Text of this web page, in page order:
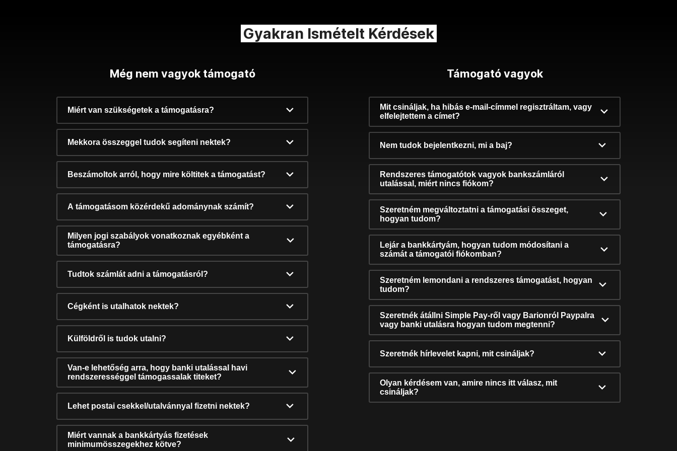
Gyakran Ismételt Kérdések
Még nem vagyok támogató
Miért van szükségetek a támogatásra?
Mekkora összeggel tudok segíteni nektek?
Beszámoltok arról, hogy mire költitek a támogatást?
A támogatásom közérdekű adománynak számít?
Milyen jogi szabályok vonatkoznak egyébként a
támogatásra?
Tudtok számlát adni a támogatásról?
Cégként is utalhatok nektek?
Külföldről is tudok utalni?
Van-e lehetőség arra, hogy banki utalással havi
rendszerességgel támogassalak titeket?
Lehet postai csekkel/utalvánnyal fizetni nektek?
Miért vannak a bankkártyás fizetések
minimumösszegekhez kötve?
Támogató vagyok
Mit csináljak, ha hibás e-mail-címmel regisztráltam, vagy
elfelejtettem a címet?
Nem tudok bejelentkezni, mi a baj?
Rendszeres támogatótok vagyok bankszámláról
utalással, miért nincs fiókom?
Szeretném megváltoztatni a támogatási összeget,
hogyan tudom?
Lejár a bankkártyám, hogyan tudom módosítani a
számát a támogatói fiókomban?
Szeretném lemondani a rendszeres támogatást, hogyan
tudom?
Szeretnék átállni Simple Pay-ről vagy Barionról Paypalra
vagy banki utalásra hogyan tudom megtenni?
Szeretnék hírlevelet kapni, mit csináljak?
Olyan kérdésem van, amire nincs itt válasz, mit
csináljak?